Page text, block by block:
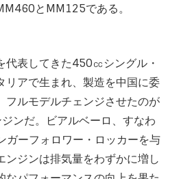
とMM125である。
代表してきた450㏄シングル・
リアで生まれ、製造を中国に委
フルモデルチェンジさせたのが
ンだ。ビアルベーロ、すなわ
ガーフォロワー・ロッカーを与
ンジンは排気量をわずかに増し